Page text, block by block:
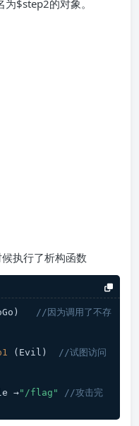
$step2的对象。
执行了析构函数
//因为调用了不存
(Evil) //试图访问
file →
"/flag"
//攻击完